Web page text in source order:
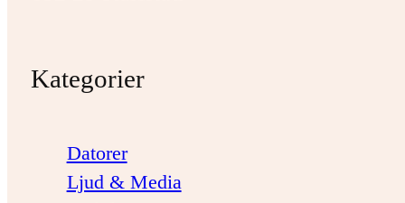
Kategorier
Datorer
Ljud & Media